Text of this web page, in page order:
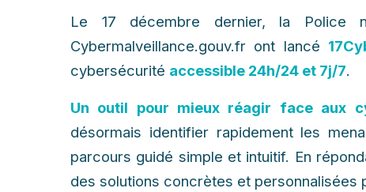
Le 17 décembre dernier, la Police
Cybermalveillance.gouv.fr ont lancé
cybersécurité accessible 24h/24 et 7j/7.
Un outil pour mieux réagir face aux
désormais identifier rapidement les
parcours guidé simple et intuitif. En
des solutions concrètes et personnalisées